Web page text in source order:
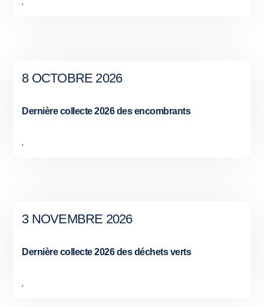
8 OCTOBRE 2026
Dernière collecte 2026 des encombrants
3 NOVEMBRE 2026
Dernière collecte 2026 des déchets verts